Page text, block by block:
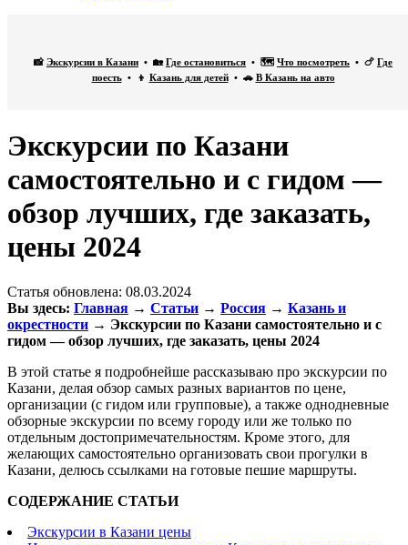
📸Экскурсии в Казани • 🏡Где остановиться • 🗺️ Что посмотреть • 🍗 Где
поесть• 👦 Казань для детей• 🚗 В Казань на авто
Экскурсии по Казани
самостоятельно и с гидом —
обзор лучших, где заказать,
цены 2024
Статья обновлена: 08.03.2024
Вы здесь: Главная → Статьи → Россия → Казань и
окрестности → Экскурсии по Казани самостоятельно и с
гидом — обзор лучших, где заказать, цены 2024
В этой статье я подробнейше рассказываю про экскурсии по
Казани, делая обзор самых разных вариантов по цене,
организации (с гидом или групповые), а также однодневные
обзорные экскурсии по всему городу или же только по
отдельным достопримечательностям. Кроме этого, для
желающих самостоятельно организовать свои прогулки в
Казани, делюсь ссылками на готовые пешие маршруты.
СОДЕРЖАНИЕ СТАТЬИ
Экскурсии в Казани цены